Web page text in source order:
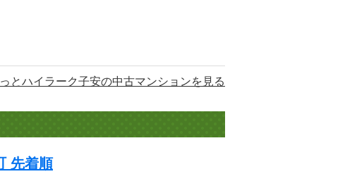
とハイラーク子安の中古マンションを見る
先着順